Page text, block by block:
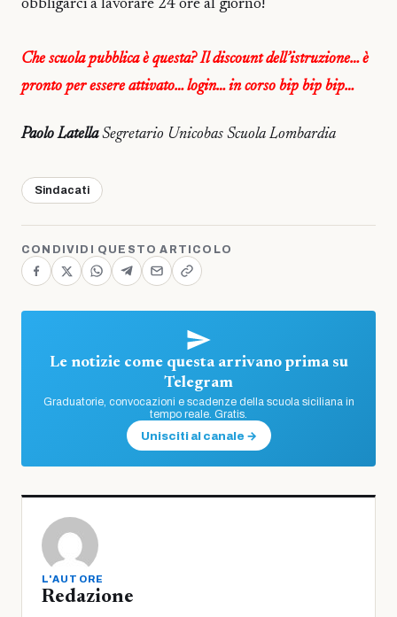
obbligarci a lavorare 24 ore al giorno!
Che scuola pubblica è questa? Il discount dell’istruzione… è
pronto per essere attivato… login… in corso bip bip bip…
Paolo LatellaSegretario Unicobas Scuola Lombardia
Sindacati
CONDIVIDI QUESTO ARTICOLO
Le notizie come questa arrivano prima su
Telegram
Graduatorie, convocazioni e scadenze della scuola siciliana in
tempo reale. Gratis.
Unisciti al canale →
L'AUTORE
Redazione